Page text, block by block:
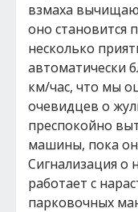
взмаха
оно становится
несколько
автоматически
км/час, что мы
очевидцев о
преспокойно
машины, пока
Сигнализация о
работает с
парковочных